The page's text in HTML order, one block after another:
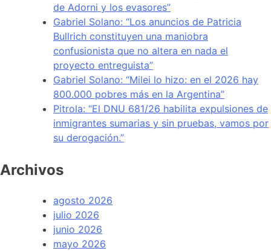
de Adorni y los evasores”
Gabriel Solano: “Los anuncios de Patricia
Bullrich constituyen una maniobra
confusionista que no altera en nada el
proyecto entreguista”
Gabriel Solano: “Milei lo hizo: en el 2026 hay
800.000 pobres más en la Argentina”
Pitrola: “El DNU 681/26 habilita expulsiones de
inmigrantes sumarias y sin pruebas, vamos por
su derogación.”
Archivos
agosto 2026
julio 2026
junio 2026
mayo 2026